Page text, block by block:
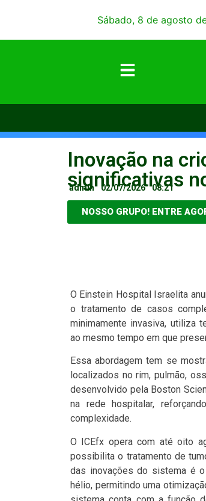
Sábado, 8 de agosto
Inovação na
significativas
admin 02/07/2026 08:21
NOSSO GRUPO! ENTRE
O Einstein Hospital Israelita
o tratamento de casos
minimamente invasiva, utiliza
ao mesmo tempo em que
Essa abordagem tem se
localizados no rim, pulmão,
desenvolvido pela Boston
na rede hospitalar,
complexidade.
O ICEfx opera com até oito
possibilita o tratamento de
das inovações do sistema é
hélio, permitindo uma